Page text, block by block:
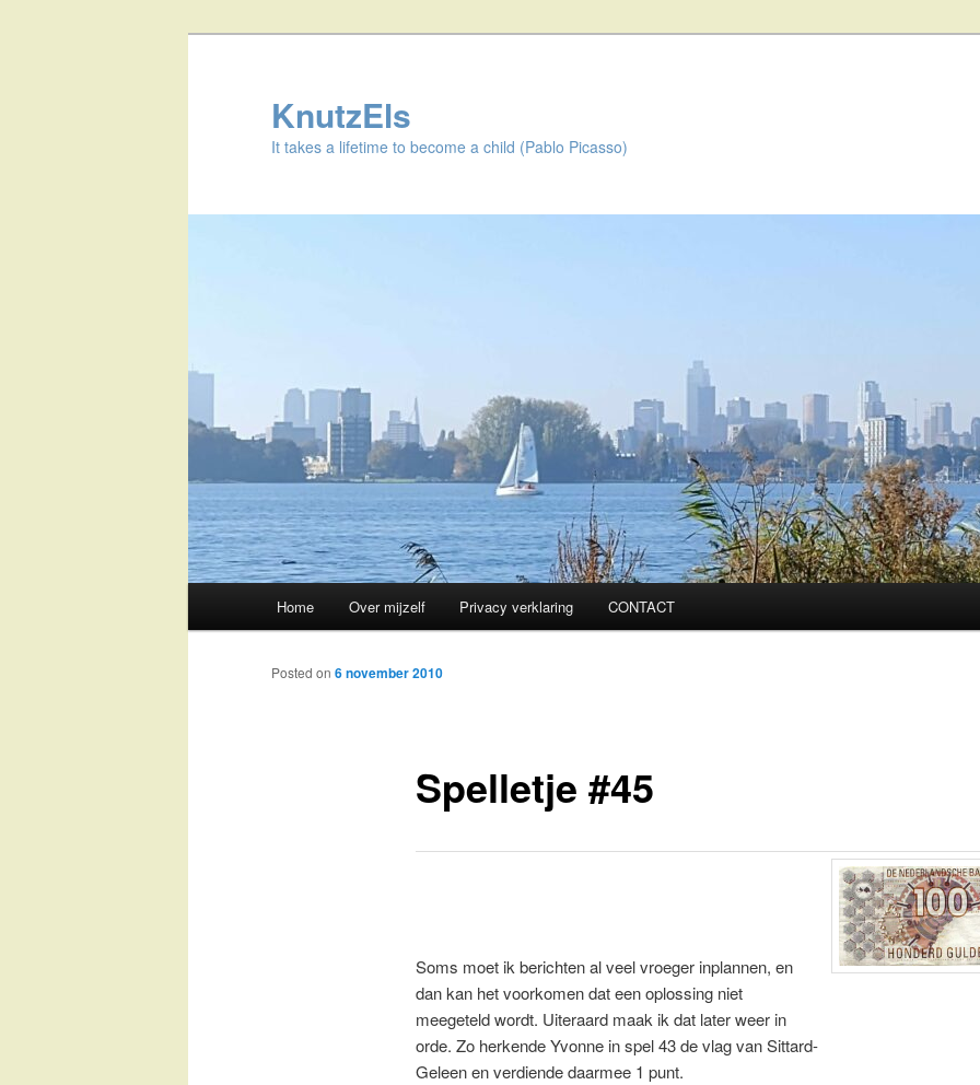
KnutzEls
It takes a lifetime to become a child (Pablo Picasso)
Skip
to
Home Over mijzelf Privacy verklaring CONTACT
Spelletje #45
Posted on 6 november 2010
Soms moet ik berichten al veel vroeger inplannen, en
dan kan het voorkomen dat een oplossing niet
meegeteld wordt. Uiteraard maak ik dat later weer in
orde. Zo herkende Yvonne in spel 43 de vlag van Sittard-
Geleen en verdiende daarmee 1 punt.